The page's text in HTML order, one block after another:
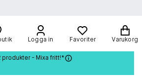
Logga in Favoriter Varukorg
produkter - Mixa fritt!*